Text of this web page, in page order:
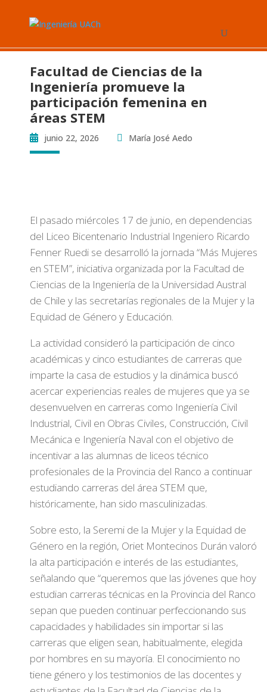
Facultad de Ciencias de la
Ingeniería promueve la
participación femenina en
áreas STEM
junio 22, 2026 María José Aedo
El pasado miércoles 17 de junio, en dependencias
del Liceo Bicentenario Industrial Ingeniero Ricardo
Fenner Ruedi se desarrolló la jornada “Más Mujeres
en STEM”, iniciativa organizada por la Facultad de
Ciencias de la Ingeniería de la Universidad Austral
de Chile y las secretarías regionales de la Mujer y la
Equidad de Género y Educación.
La actividad consideró la participación de cinco
académicas y cinco estudiantes de carreras que
imparte la casa de estudios y la dinámica buscó
acercar experiencias reales de mujeres que ya se
desenvuelven en carreras como Ingeniería Civil
Industrial, Civil en Obras Civiles, Construcción, Civil
Mecánica e Ingeniería Naval con el objetivo de
incentivar a las alumnas de liceos técnico
profesionales de la Provincia del Ranco a continuar
estudiando carreras del área STEM que,
históricamente, han sido masculinizadas.
Sobre esto, la Seremi de la Mujer y la Equidad de
Género en la región, Oriet Montecinos Durán valoró
la alta participación e interés de las estudiantes,
señalando que “queremos que las jóvenes que hoy
estudian carreras técnicas en la Provincia del Ranco
sepan que pueden continuar perfeccionando sus
capacidades y habilidades sin importar si las
carreras que eligen sean, habitualmente, elegida
por hombres en su mayoría. El conocimiento no
tiene género y los testimonios de las docentes y